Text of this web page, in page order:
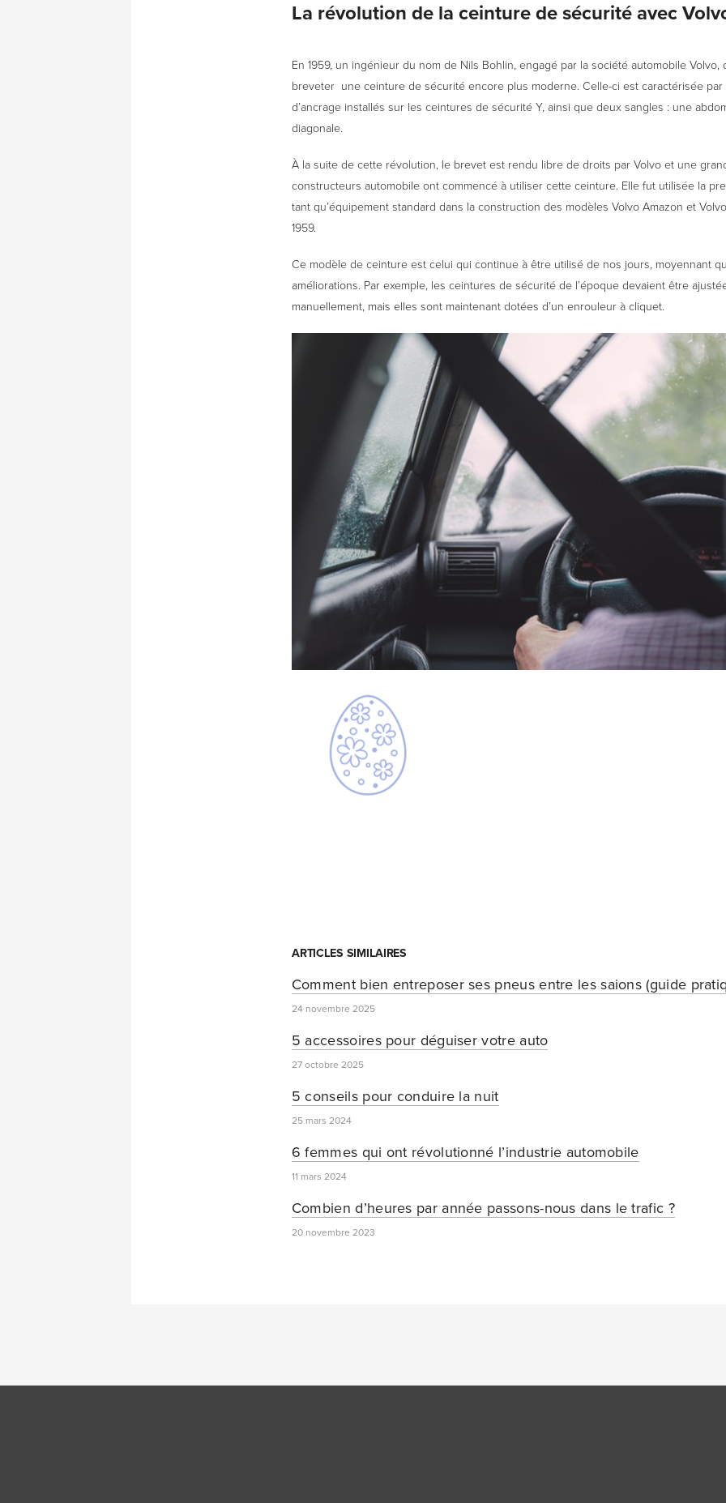
La révolution de la ceinture de sécurité avec
En 1959, un ingénieur du nom de Nils Bohlin, engagé par la société automobile Volvo,
breveter une ceinture de sécurité encore plus moderne. Celle-ci est caractérisée
d’ancrage installés sur les ceintures de sécurité Y, ainsi que deux sangles : une
diagonale.
À la suite de cette révolution, le brevet est rendu libre de droits par Volvo et une
constructeurs automobile ont commencé à utiliser cette ceinture. Elle fut utilisée la
tant qu’équipement standard dans la construction des modèles Volvo Amazon et
1959.
Ce modèle de ceinture est celui qui continue à être utilisé de nos jours, moyennant
améliorations. Par exemple, les ceintures de sécurité de l’époque devaient être
manuellement, mais elles sont maintenant dotées d’un enrouleur à cliquet.
ARTICLES SIMILAIRES
Comment bien entreposer ses pneus entre les saions (guide
24 novembre 2025
5 accessoires pour déguiser votre auto
27 octobre 2025
5 conseils pour conduire la nuit
25 mars 2024
6 femmes qui ont révolutionné l’industrie automobile
11 mars 2024
Combien d’heures par année passons-nous dans le trafic ?
20 novembre 2023